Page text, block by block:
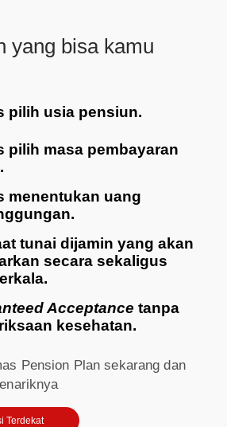
yang bisa kamu
pilih usia pensiun.
pilih masa pembayaran
menentukan uang
tunai dijamin yang akan
secara sekaligus
Acceptance tanpa
kesehatan.
Pension Plan sekarang dan
Terdekat